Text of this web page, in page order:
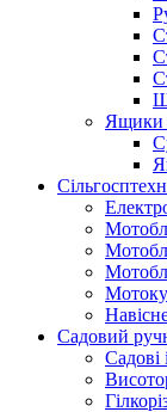
Ящики
Садовий
Cадові